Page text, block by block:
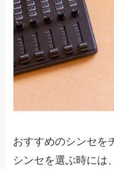
おすすめのシンセを
シンセを選ぶ時には、